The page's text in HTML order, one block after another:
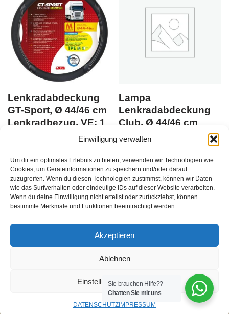
Einwilligung verwalten
Um dir ein optimales Erlebnis zu bieten, verwenden wir Technologien wie
Cookies, um Geräteinformationen zu speichern und/oder darauf
zuzugreifen. Wenn du diesen Technologien zustimmst, können wir Daten
wie das Surfverhalten oder eindeutige IDs auf dieser Website verarbeiten.
Wenn du deine Einwilligung nicht erteilst oder zurückziehst, können
bestimmte Merkmale und Funktionen beeinträchtigt werden.
Akzeptieren
Ablehnen
Einstellungen ansehen
DATENSCHUTZ IMPRESSUM
Lenkradabdeckung
GT-Sport, Ø 44/46 cm
Lenkradbezug, VE: 1
hier anmelden, bevor Du
Produkte kaufen kannstEAN:
8000692980088
zzgl.Versandkosten
1
Lampa
Lenkradabdeckung
Club, Ø 44/46 cm
(schwarz)
hier anmelden, bevor Du
Produkte kaufen kannstEAN:
8000692988466
zzgl.Versandkosten
Neve| Präsentiert vonWordPress
Sie brauchen Hilfe??
Chatten Sie mit uns